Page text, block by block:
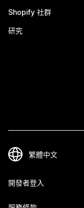
Shopify 社群
研究
開發者登入